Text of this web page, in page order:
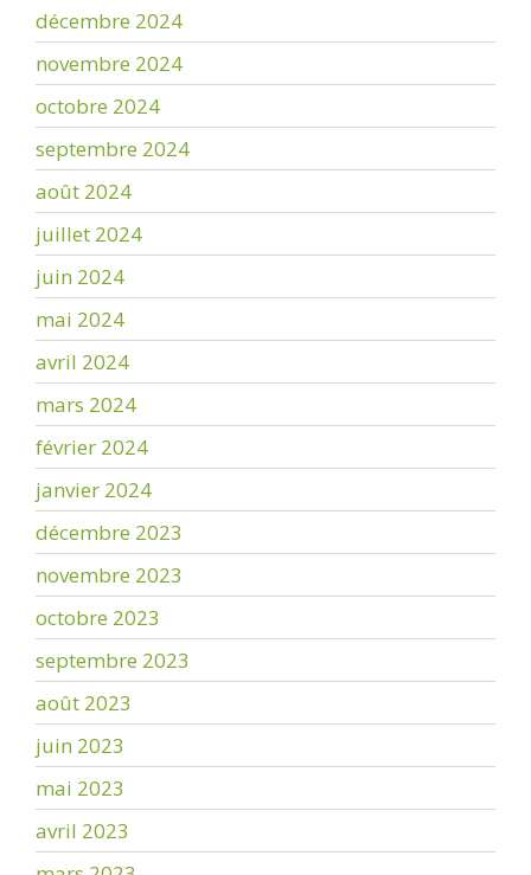
décembre 2024
novembre 2024
octobre 2024
septembre 2024
août 2024
juillet 2024
juin 2024
mai 2024
avril 2024
mars 2024
février 2024
janvier 2024
décembre 2023
novembre 2023
octobre 2023
septembre 2023
août 2023
juin 2023
mai 2023
avril 2023